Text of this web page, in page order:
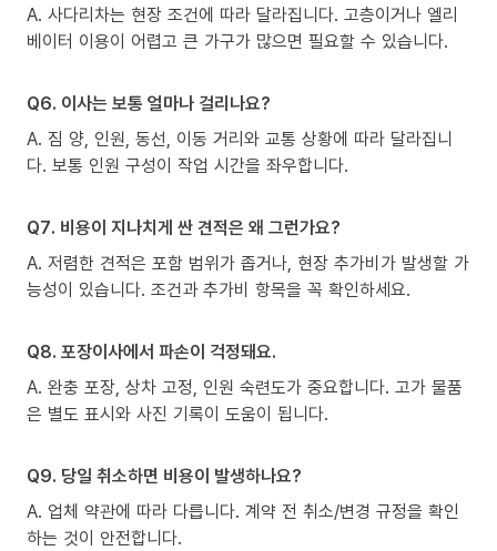
A. 사다리차는 현장 조건에 따라 달라집니다. 고층이거나 엘리
베이터 이용이 어렵고 큰 가구가 많으면 필요할 수 있습니다.
Q6. 이사는 보통 얼마나 걸리나요?
A. 짐 양, 인원, 동선, 이동 거리와 교통 상황에 따라 달라집니
다. 보통 인원 구성이 작업 시간을 좌우합니다.
Q7. 비용이 지나치게 싼 견적은 왜 그런가요?
A. 저렴한 견적은 포함 범위가 좁거나, 현장 추가비가 발생할 가
능성이 있습니다. 조건과 추가비 항목을 꼭 확인하세요.
Q8. 포장이사에서 파손이 걱정돼요.
A. 완충 포장, 상차 고정, 인원 숙련도가 중요합니다. 고가 물품
은 별도 표시와 사진 기록이 도움이 됩니다.
Q9. 당일 취소하면 비용이 발생하나요?
A. 업체 약관에 따라 다릅니다. 계약 전 취소/변경 규정을 확인
하는 것이 안전합니다.